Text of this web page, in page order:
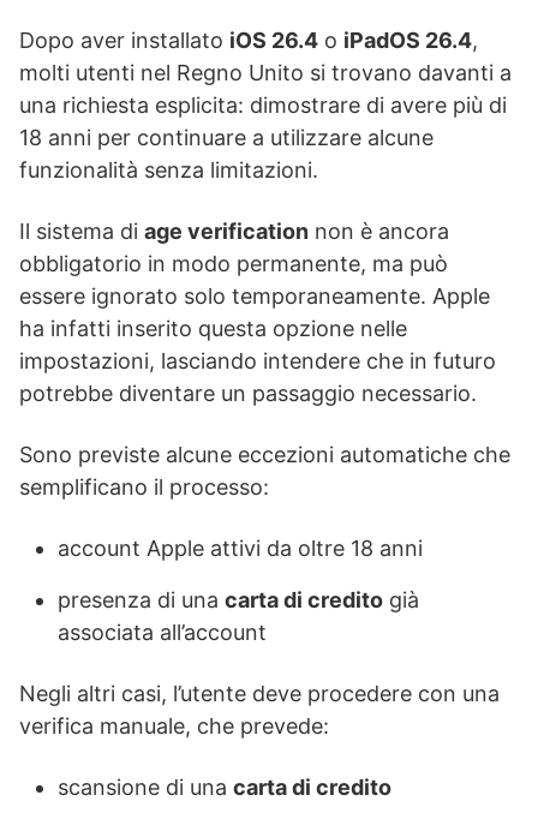
Dopo aver installato iOS 26.4 o iPadOS 26.4,
molti utenti nel Regno Unito si trovano davanti a
una richiesta esplicita: dimostrare di avere più di
18 anni per continuare a utilizzare alcune
funzionalità senza limitazioni.
Il sistema di age verification non è ancora
obbligatorio in modo permanente, ma può
essere ignorato solo temporaneamente. Apple
ha infatti inserito questa opzione nelle
impostazioni, lasciando intendere che in futuro
potrebbe diventare un passaggio necessario.
Sono previste alcune eccezioni automatiche che
semplificano il processo:
account Apple attivi da oltre 18 anni
presenza di una carta di credito già
associata all’account
Negli altri casi, l’utente deve procedere con una
verifica manuale, che prevede:
scansione di una carta di credito